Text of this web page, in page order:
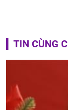
TIN CÙNG